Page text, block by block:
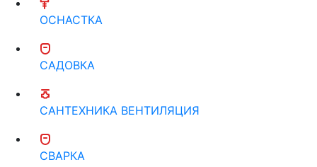
ОСНАСТКА
САДОВКА
САНТЕХНИКА ВЕНТИЛЯЦИЯ
СВАРКА